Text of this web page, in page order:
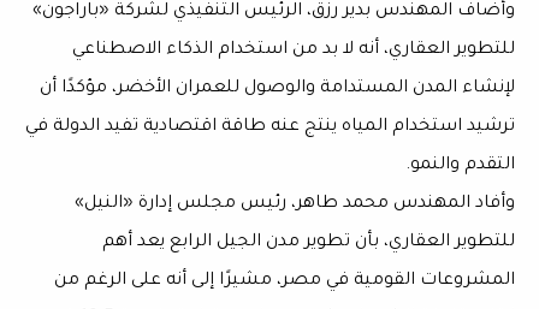
وأضاف المهندس بدير رزق، الرئيس التنفيذي لشركة «باراجون»
للتطوير العقاري، أنه لا بد من استخدام الذكاء الاصطناعي
لإنشاء المدن المستدامة والوصول للعمران الأخضر، مؤكدًا أن
ترشيد استخدام المياه ينتج عنه طاقة اقتصادية تفيد الدولة في
التقدم والنمو.
وأفاد المهندس محمد طاهر، رئيس مجلس إدارة «النيل»
للتطوير العقاري، بأن تطوير مدن الجيل الرابع يعد أهم
المشروعات القومية في مصر، مشيرًا إلى أنه على الرغم من